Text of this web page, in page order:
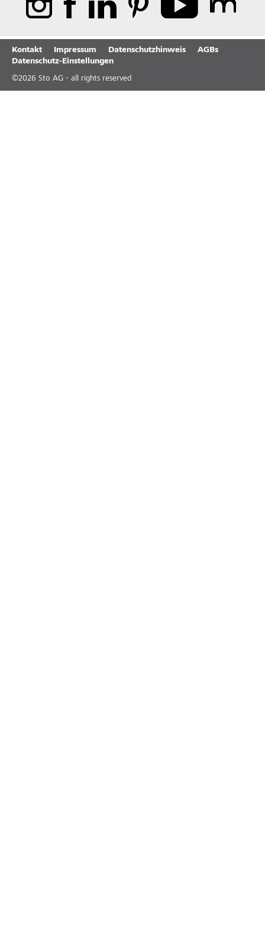
Kontakt Impressum Datenschutzhinweis
AGBs
Datenschutz-Einstellungen
©2026 Sto AG - all rights reserved